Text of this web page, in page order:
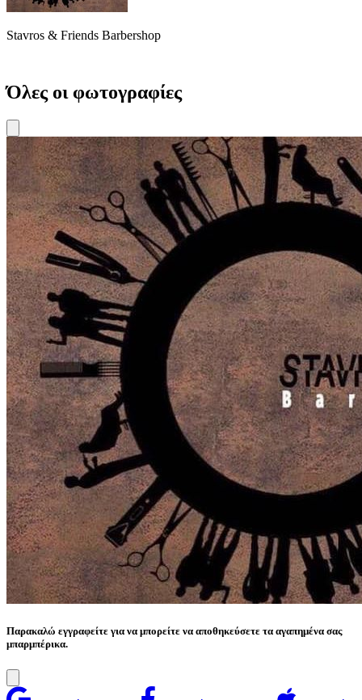
Stavros & Friends Barbershop
Όλες οι φωτογραφίες
Παρακαλώ εγγραφείτε για να μπορείτε να αποθηκεύσετε τα αγαπημένα σας
μπαρμπέρικα.